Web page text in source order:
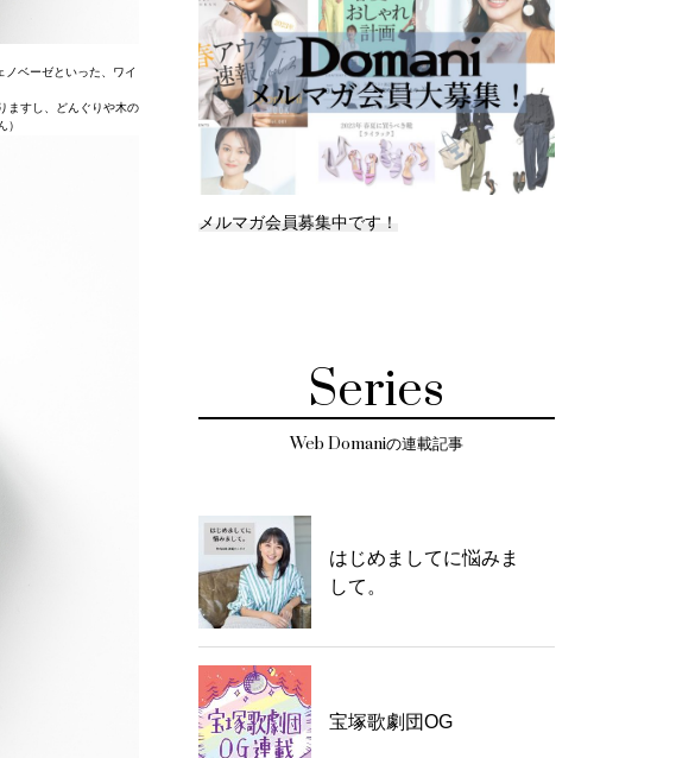
ベーゼといった、ワイ
ますし、どんぐりや木の
）
メルマガ会員募集中です！
Series
Web Domaniの連載記事
はじめましてに悩みま
して。
宝塚歌劇団OG